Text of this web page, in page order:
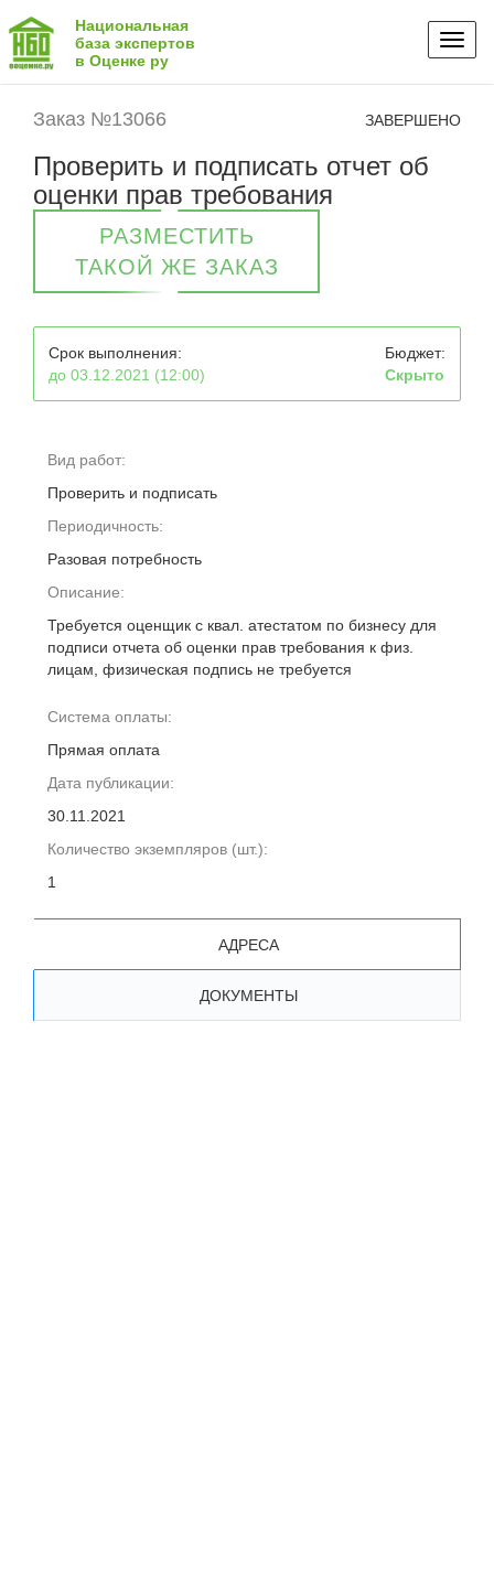
Национальная
база экспертов
в Оценке ру
Заказ №13066 ЗАВЕРШЕНО
Проверить и подписать отчет об
оценки прав требования
РАЗМЕСТИТЬ
ТАКОЙ ЖЕ ЗАКАЗ
Срок выполнения:
до 03.12.2021 (12:00)
Бюджет:
Скрыто
Вид работ:
Проверить и подписать
Периодичность:
Разовая потребность
Описание:
Требуется оценщик с квал. атестатом по бизнесу для
подписи отчета об оценки прав требования к физ.
лицам, физическая подпись не требуется
Система оплаты:
Прямая оплата
Дата публикации:
30.11.2021
Количество экземпляров (шт.):
1
АДРЕСА
ДОКУМЕНТЫ